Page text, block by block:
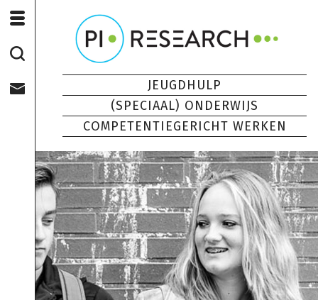
JEUGDHULP
(SPECIAAL) ONDERWIJS
COMPETENTIEGERICHT WERKEN